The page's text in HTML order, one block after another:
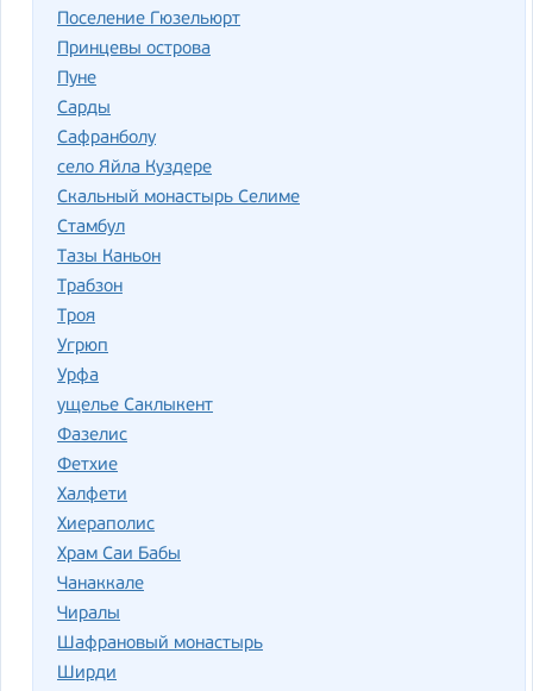
Поселение Гюзельюрт
Принцевы острова
Пуне
Сарды
Сафранболу
село Яйла Куздере
Скальный монастырь Селиме
Стамбул
Тазы Каньон
Трабзон
Троя
Угрюп
Урфа
ущелье Саклыкент
Фазелис
Фетхие
Халфети
Хиераполис
Храм Саи Бабы
Чанаккале
Чиралы
Шафрановый монастырь
Ширди